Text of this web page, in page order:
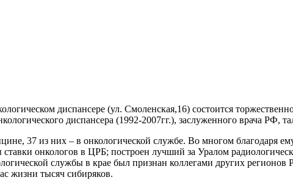
диспансере (ул. Смоленская,16) состоится
диспансера (1992-2007гг.), заслуженного врача РФ,
37 из них – в онкологической службе. Во многом благодаря
онкологов в ЦРБ; построен лучший за Уралом
службы в крае был признан коллегами других
жизни тысяч сибиряков.